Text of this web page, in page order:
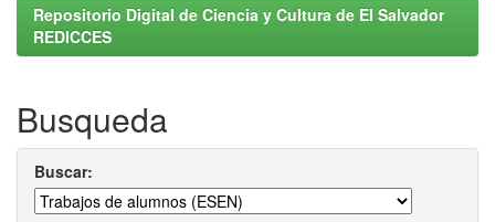
Repositorio Digital de Ciencia y Cultura de El Salvador
REDICCES
Busqueda
Buscar: